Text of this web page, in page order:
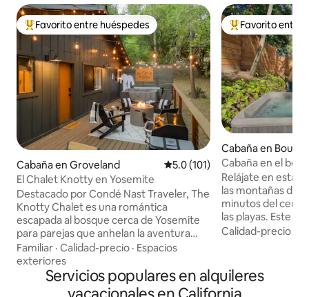
Favorito entre huéspedes preferido
Favorito entre huéspedes
Cabaña en Groveland Calificación promedio: 5.0 de
5.0 (101)
El Chalet Knotty en Yosemite
Destacado por Condé Nast Traveler, The
Knotty Chalet es una romántica
escapada al bosque cerca de Yosemite
para parejas que anhelan la aventura
durante el día y la relajación por la noche.
Recorre los senderos icónicos de
Yosemite, luego sumérgete en el jacuzzi
bajo los pinos, acurrúcate junto al fuego,
Familiar · Calidad-precio · Espacios
exteriores
Favorito entre
Favorito entre
Cabaña en
Cabaña en el
Relájate en esta
las montañas de
minutos del
las playas. Este
400 pies
La cabaña
queen, baño
Calidad-precio
Servicios populares en alquileres